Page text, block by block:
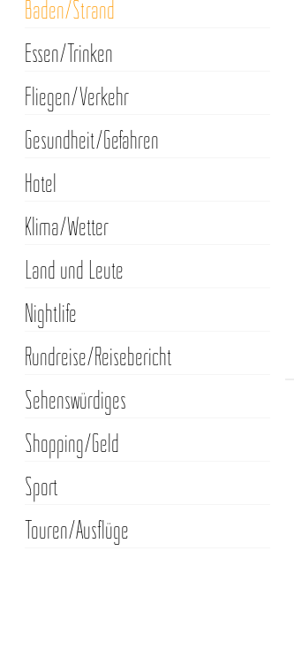
Baden/Strand
Essen/Trinken
Fliegen/Verkehr
Gesundheit/Gefahren
Hotel
Klima/Wetter
Land und Leute
Nightlife
Rundreise/Reisebericht
Sehenswürdiges
Shopping/Geld
Sport
Touren/Ausflüge